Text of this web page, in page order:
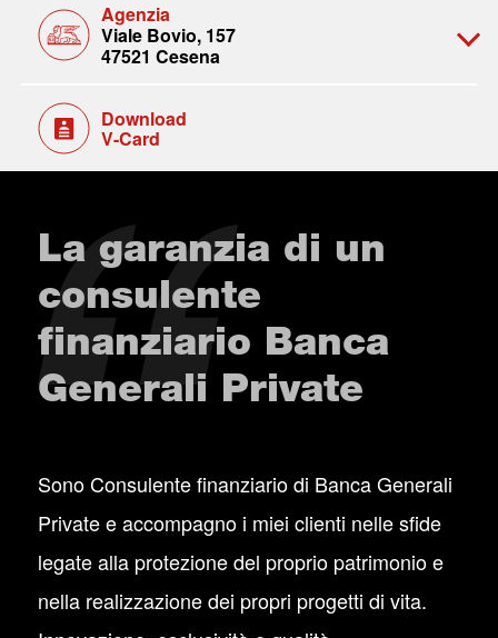
Agenzia
Viale Bovio, 157
47521 Cesena
Download
V-Card
La garanzia di un
consulente
finanziario Banca
Generali Private
Sono Consulente finanziario di Banca Generali
Private e accompagno i miei clienti nelle sfide
legate alla protezione del proprio patrimonio e
nella realizzazione dei propri progetti di vita.